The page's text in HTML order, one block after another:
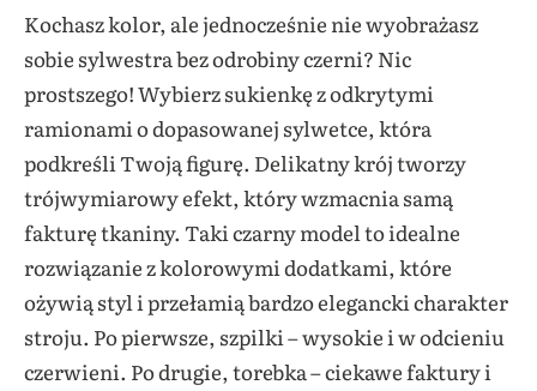
Kochasz kolor, ale jednocześnie nie wyobrażasz
sobie sylwestra bez odrobiny czerni? Nic
prostszego! Wybierz sukienkę z odkrytymi
ramionami o dopasowanej sylwetce, która
podkreśli Twoją figurę. Delikatny krój tworzy
trójwymiarowy efekt, który wzmacnia samą
fakturę tkaniny. Taki czarny model to idealne
rozwiązanie z kolorowymi dodatkami, które
ożywią styl i przełamią bardzo elegancki charakter
stroju. Po pierwsze, szpilki – wysokie i w odcieniu
czerwieni. Po drugie, torebka – ciekawe faktury i